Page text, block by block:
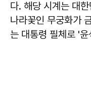
다. 해당 시계는 대
나라꽃인 무궁화가
는 대통령 필체로 '